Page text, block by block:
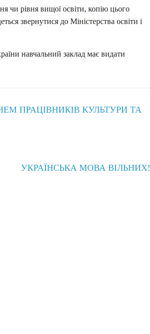
чи рівня вищої освіти, копію цього
звернутися до Міністерства освіти і
навчальний заклад має видати
ПРАЦІВНИКІВ КУЛЬТУРИ ТА
УКРАЇНСЬКА МОВА ВІЛЬНИХ!